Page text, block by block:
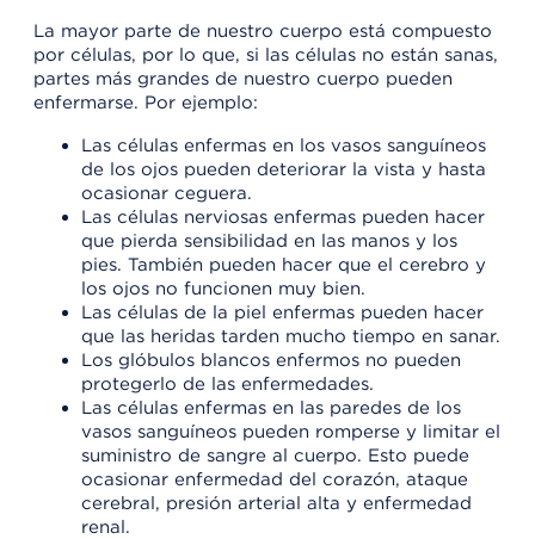
La mayor parte de nuestro cuerpo está compuesto
por células, por lo que, si las células no están sanas,
partes más grandes de nuestro cuerpo pueden
enfermarse. Por ejemplo:
Las células enfermas en los vasos sanguíneos
de los ojos pueden deteriorar la vista y hasta
ocasionar ceguera.
Las células nerviosas enfermas pueden hacer
que pierda sensibilidad en las manos y los
pies. También pueden hacer que el cerebro y
los ojos no funcionen muy bien.
Las células de la piel enfermas pueden hacer
que las heridas tarden mucho tiempo en sanar.
Los glóbulos blancos enfermos no pueden
protegerlo de las enfermedades.
Las células enfermas en las paredes de los
vasos sanguíneos pueden romperse y limitar el
suministro de sangre al cuerpo. Esto puede
ocasionar enfermedad del corazón, ataque
cerebral, presión arterial alta y enfermedad
renal.